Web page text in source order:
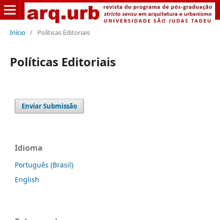
Início / Políticas Editoriais
Políticas Editoriais
Enviar Submissão
Idioma
Português (Brasil)
English